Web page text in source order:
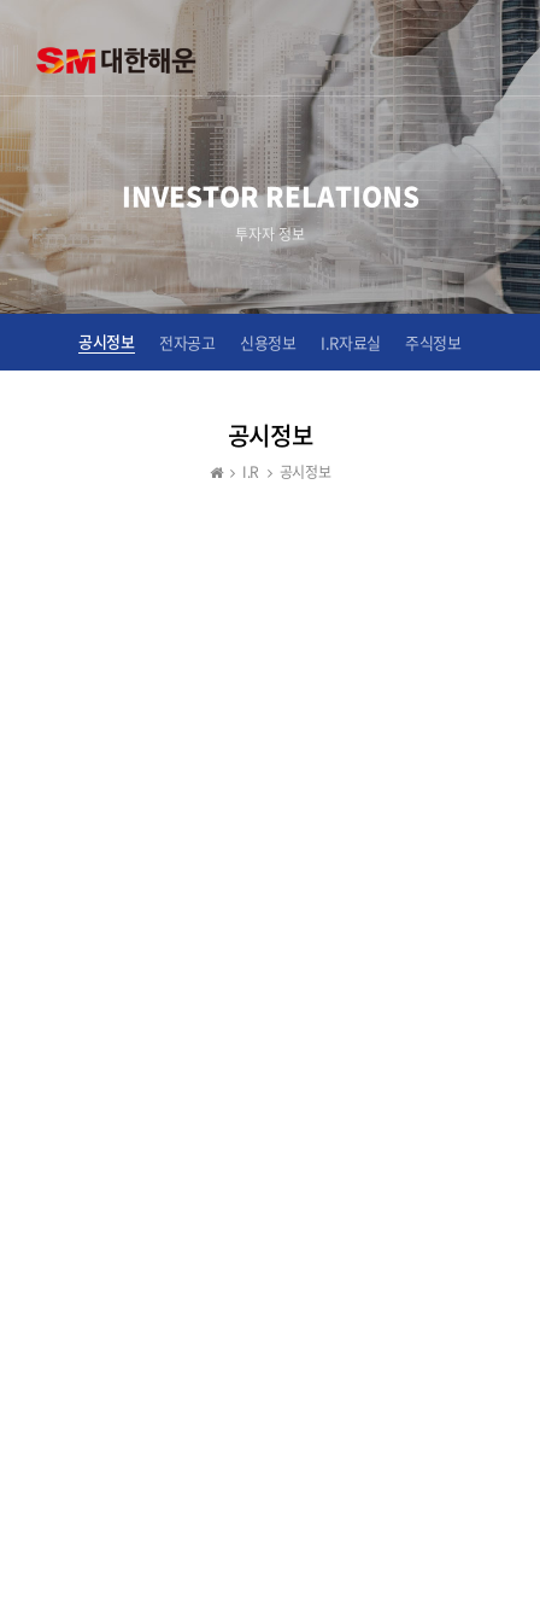
INVESTOR RELATIONS
투자자 정보
공시정보 전자공고 신용정보 I.R자료실 주식정보
공시정보
I.R 공시정보